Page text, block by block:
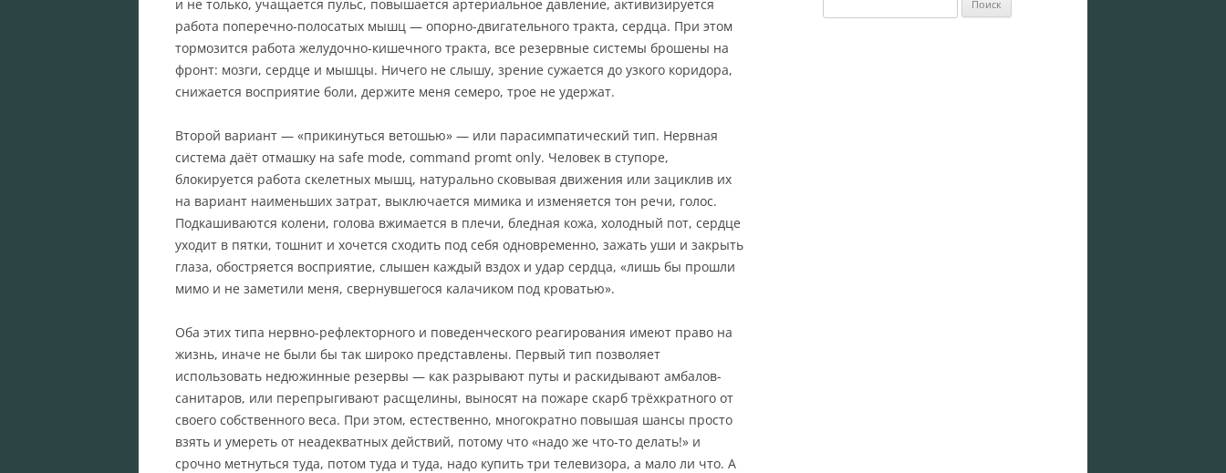
и не только, учащается пульс, повышается артериальное давление, активизируется
работа поперечно-полосатых мышц — опорно-двигательного тракта, сердца. При этом
тормозится работа желудочно-кишечного тракта, все резервные системы брошены на
фронт: мозги, сердце и мышцы. Ничего не слышу, зрение сужается до узкого коридора,
снижается восприятие боли, держите меня семеро, трое не удержат.
Второй вариант — «прикинуться ветошью» — или парасимпатический тип. Нервная
система даёт отмашку на safe mode, command promt only. Человек в ступоре,
блокируется работа скелетных мышц, натурально сковывая движения или зациклив их
на вариант наименьших затрат, выключается мимика и изменяется тон речи, голос.
Подкашиваются колени, голова вжимается в плечи, бледная кожа, холодный пот, сердце
уходит в пятки, тошнит и хочется сходить под себя одновременно, зажать уши и закрыть
глаза, обостряется восприятие, слышен каждый вздох и удар сердца, «лишь бы прошли
мимо и не заметили меня, свернувшегося калачиком под кроватью».
Оба этих типа нервно-рефлекторного и поведенческого реагирования имеют право на
жизнь, иначе не были бы так широко представлены. Первый тип позволяет
использовать недюжинные резервы — как разрывают путы и раскидывают амбалов-
санитаров, или перепрыгивают расщелины, выносят на пожаре скарб трёхкратного от
своего собственного веса. При этом, естественно, многократно повышая шансы просто
взять и умереть от неадекватных действий, потому что «надо же что-то делать!» и
срочно метнуться туда, потом туда и туда, надо купить три телевизора, а мало ли что. А